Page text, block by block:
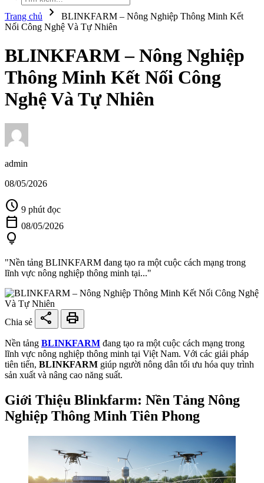
Trang chủ chevron_right
BLINKFARM – Nông Nghiệp Thông Minh Kết
Nối Công Nghệ Và Tự Nhiên
BLINKFARM – Nông Nghiệp
Thông Minh Kết Nối Công
Nghệ Và Tự Nhiên
admin
08/05/2026
schedule 9 phút đọc
calendar_today 08/05/2026
lightbulb
"Nền tảng BLINKFARM đang tạo ra một cuộc cách mạng trong
lĩnh vực nông nghiệp thông minh tại..."
Chia sẻ share print
Nền tảng BLINKFARM đang tạo ra một cuộc cách mạng trong
lĩnh vực nông nghiệp thông minh tại Việt Nam. Với các giải pháp
tiên tiến, BLINKFARM giúp người nông dân tối ưu hóa quy trình
sản xuất và nâng cao năng suất.
Giới Thiệu Blinkfarm: Nền Tảng Nông
Nghiệp Thông Minh Tiên Phong